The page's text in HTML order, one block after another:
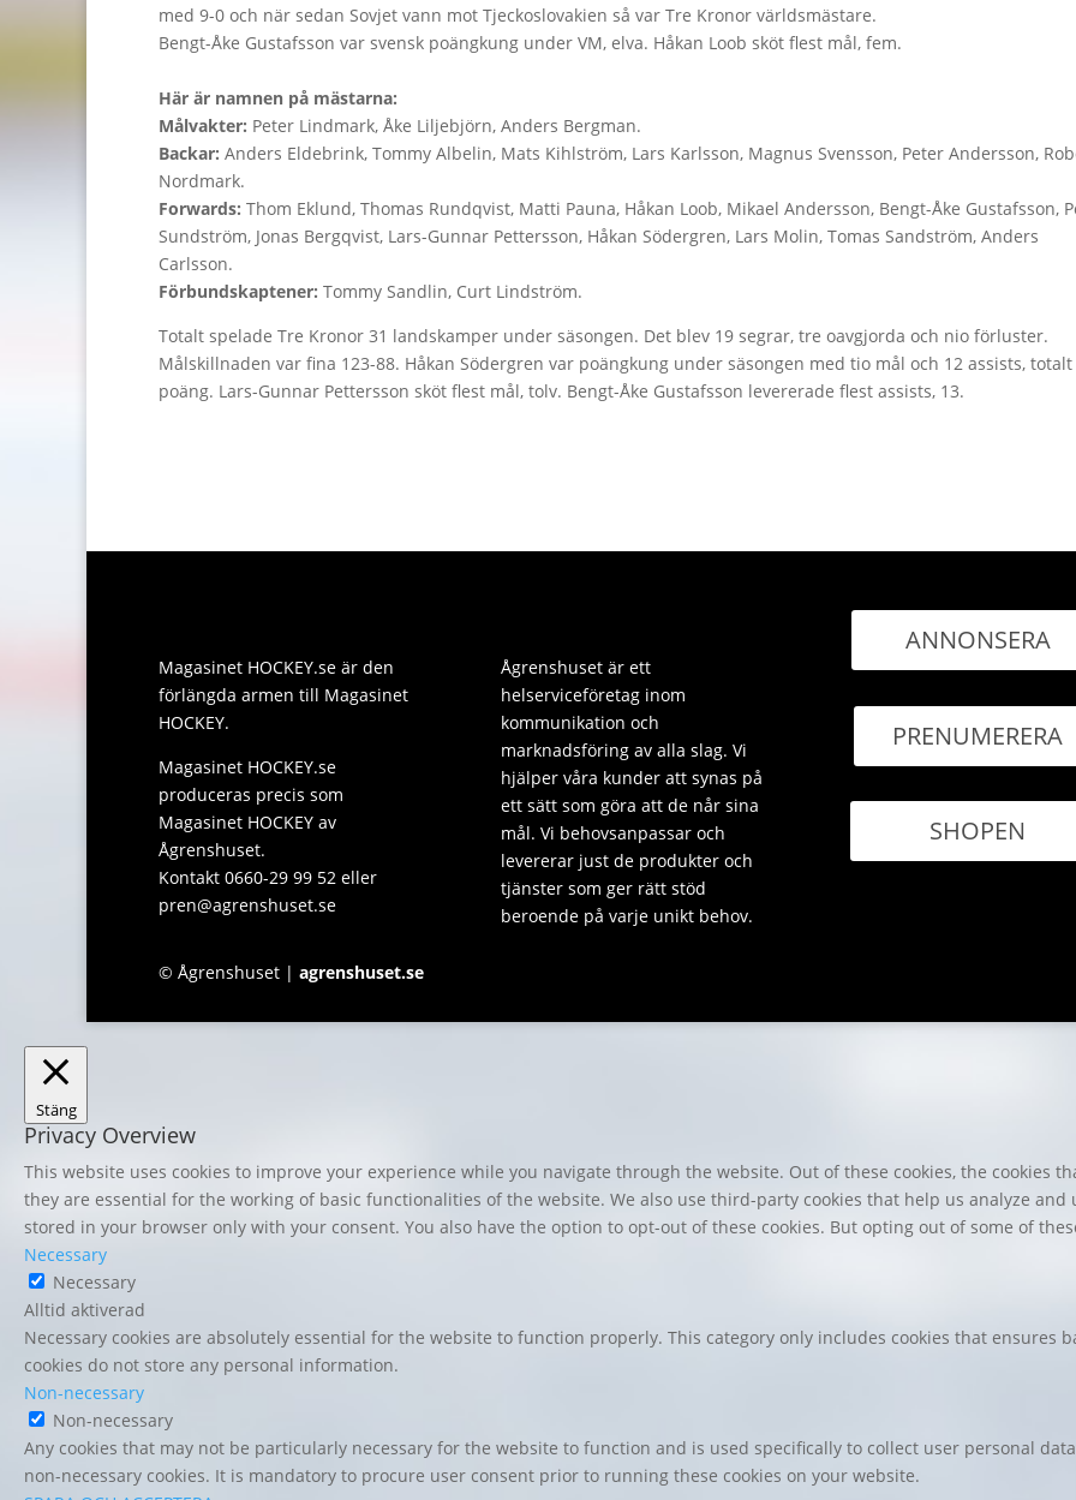
med 9-0 och när sedan Sovjet vann mot Tjeckoslovakien så var Tre Kronor världsmästare.
Bengt-Åke Gustafsson var svensk poängkung under VM, elva. Håkan Loob sköt flest mål, fem.
Här är namnen på mästarna:
Målvakter: Peter Lindmark, Åke Liljebjörn, Anders Bergman.
Backar: Anders Eldebrink, Tommy Albelin, Mats Kihlström, Lars Karlsson, Magnus Svensson, Peter Andersson,
Nordmark.
Forwards: Thom Eklund, Thomas Rundqvist, Matti Pauna, Håkan Loob, Mikael Andersson, Bengt-Åke Gustafsson,
Sundström, Jonas Bergqvist, Lars-Gunnar Pettersson, Håkan Södergren, Lars Molin, Tomas Sandström, Anders
Carlsson.
Förbundskaptener: Tommy Sandlin, Curt Lindström.
Totalt spelade Tre Kronor 31 landskamper under säsongen. Det blev 19 segrar, tre oavgjorda och nio förluster.
Målskillnaden var fina 123-88. Håkan Södergren var poängkung under säsongen med tio mål och 12 assists, totalt
poäng. Lars-Gunnar Pettersson sköt flest mål, tolv. Bengt-Åke Gustafsson levererade flest assists, 13.
Magasinet HOCKEY.se är den
förlängda armen till Magasinet
HOCKEY.
Magasinet HOCKEY.se
produceras precis som
Magasinet HOCKEY av
Ågrenshuset.
Kontakt 0660-29 99 52 eller
pren@agrenshuset.se
Ågrenshuset är ett
helserviceföretag inom
kommunikation och
marknadsföring av alla slag. Vi
hjälper våra kunder att synas på
ett sätt som göra att de når sina
mål. Vi behovsanpassar och
levererar just de produkter och
tjänster som ger rätt stöd
beroende på varje unikt behov.
ANNONSERA
PRENUMERERA
SHOPEN
© Ågrenshuset | agrenshuset.se
Stäng
Privacy Overview
This website uses cookies to improve your experience while you navigate through the website. Out of these cookies, the cookies
they are essential for the working of basic functionalities of the website. We also use third-party cookies that help us analyze
stored in your browser only with your consent. You also have the option to opt-out of these cookies. But opting out of some of
Necessary
Necessary
Alltid aktiverad
Necessary cookies are absolutely essential for the website to function properly. This category only includes cookies that
cookies do not store any personal information.
Non-necessary
Non-necessary
Any cookies that may not be particularly necessary for the website to function and is used specifically to collect user personal
non-necessary cookies. It is mandatory to procure user consent prior to running these cookies on your website.